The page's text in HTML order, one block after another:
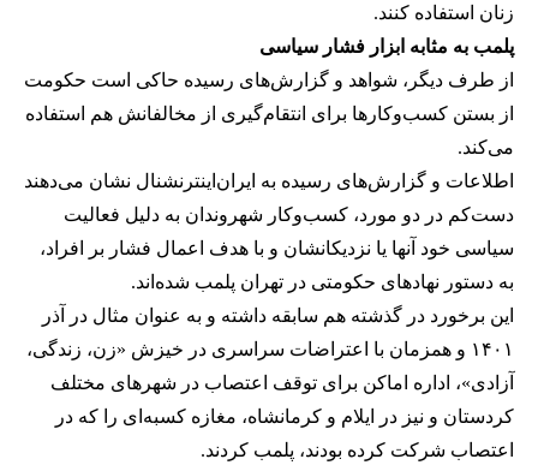
زنان استفاده کنند.
پلمب به مثابه ابزار فشار سیاسی
از طرف دیگر، شواهد و گزارش‌های رسیده حاکی است حکومت
از بستن کسب‌وکارها برای انتقام‌گیری از مخالفانش هم استفاده
می‌کند.
اطلاعات و گزارش‌های رسیده به ایران‌اینترنشنال نشان می‌دهند
دست‌کم در دو مورد، کسب‌وکار شهروندان به دلیل فعالیت
سیاسی خود آنها یا نزدیکانشان و با هدف اعمال فشار بر افراد،
به دستور نهادهای حکومتی در تهران پلمب شده‌اند.
این برخورد در گذشته هم سابقه داشته و به عنوان مثال در آذر
۱۴۰۱ و همزمان با اعتراضات سراسری در خیزش «زن، زندگی،
آزادی»، اداره اماکن برای توقف اعتصاب در شهرهای مختلف
کردستان و نیز در ایلام و کرمانشاه، مغازه کسبه‌ای را که در
اعتصاب شرکت کرده بودند، پلمب کردند.